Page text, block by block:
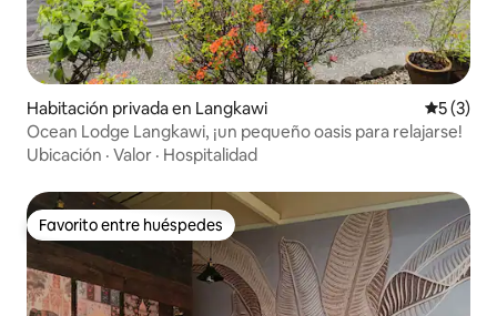
Habitación privada en Langkawi
5 (3)
Ocean Lodge Langkawi, ¡un pequeño oasis para relajarse!
Ubicación · Valor · Hospitalidad
Favorito entre huéspedes
Favorito entre huéspedes